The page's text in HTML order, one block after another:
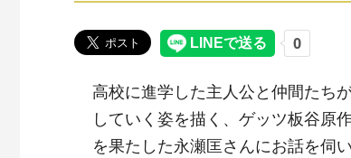
高校に進学した主人公と仲間たち
していく姿を描く、ゲッツ板谷原
を果たした永瀬匡さんにお話を伺い